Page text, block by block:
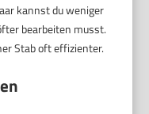
kannst du weniger
bearbeiten musst.
Stab oft effizienter.